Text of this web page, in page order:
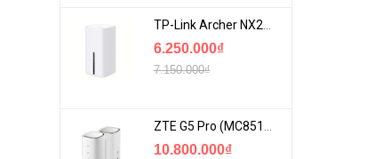
TP-Link Archer NX200 | Bộ Phát WiFi Dùng Sim 5G Tốc Độ Cao Mới FullBox
6.250.000₫
7.150.000₫
ZTE G5 Pro (MC8512) | Router 5G WiFi7 Be7200 Hỗ Trợ Băng Tần 6Ghz Cực Mạnh
10.800.000₫